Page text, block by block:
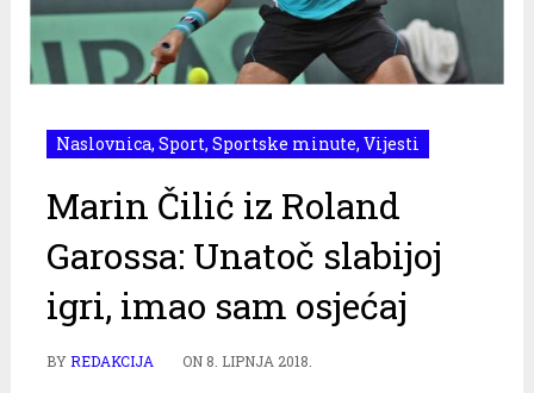
Naslovnica, Sport, Sportske minute, Vijesti
Marin Čilić iz Roland
Garossa: Unatoč slabijoj
igri, imao sam osjećaj
BYREDAKCIJA ON 8. LIPNJA 2018.